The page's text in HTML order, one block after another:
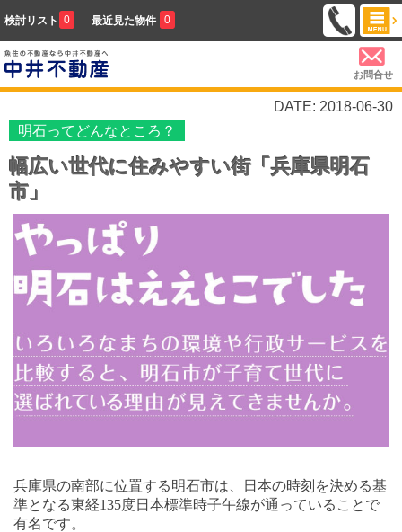
検討リスト 0 最近見た物件 0
お問合せ
DATE: 2018-06-30
明石ってどんなところ？
幅広い世代に住みやすい街「兵庫県明石
市」
兵庫県の南部に位置する明石市は、日本の時刻を決める基
準となる東経135度日本標準時子午線が通っていることで
有名です。